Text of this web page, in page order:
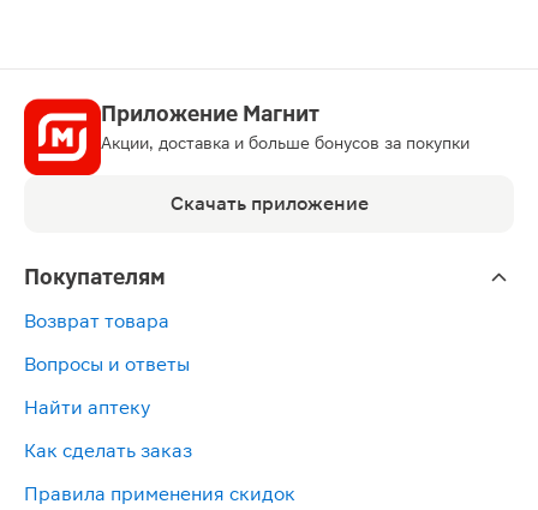
Приложение Магнит
Акции, доставка и больше бонусов за покупки
Скачать приложение
Покупателям
Возврат товара
Вопросы и ответы
Найти аптеку
Как сделать заказ
Правила применения скидок